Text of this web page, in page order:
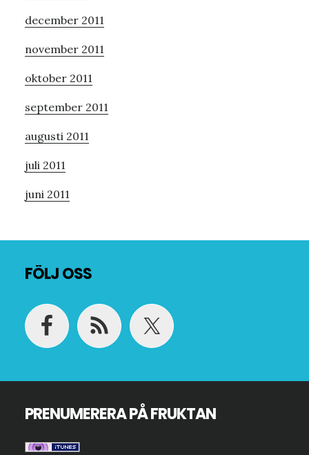
december 2011
november 2011
oktober 2011
september 2011
augusti 2011
juli 2011
juni 2011
FÖLJ OSS
PRENUMERERA PÅ FRUKTAN